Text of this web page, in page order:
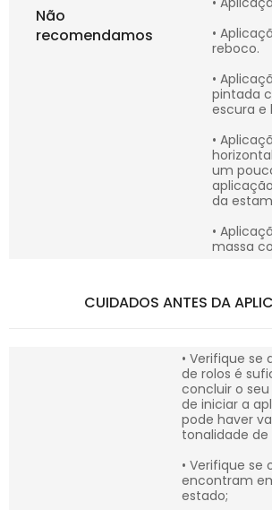
Não
recomendamos
•
reboco.
•
pintada
escura e
•
um
da
•
massa
CUIDADOS ANTES DA
• Verifique se
de rolos é
concluir o
de iniciar a
pode haver
tonalidade
• Verifique se
encontram
estado;